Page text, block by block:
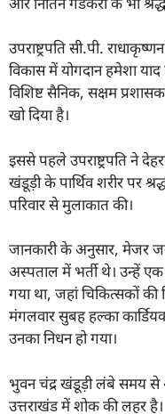
उपराष्ट्रपति सी.पी.
विकास में योगदान हमेशा
विशिष्ट सैनिक, सक्षम
खो दिया है।
इससे पहले उपराष्ट्रपति ने
खंडूड़ी के पार्थिव शरीर पर
परिवार से मुलाकात की।
जानकारी के अनुसार, मेजर
अस्पताल में भर्ती थे। उन्हें
गया था, जहां चिकित्सकों की
मंगलवार सुबह हल्का
उनका निधन हो गया।
भुवन चंद्र खंडूड़ी लंबे समय
उत्तराखंड में शोक की लहर है।